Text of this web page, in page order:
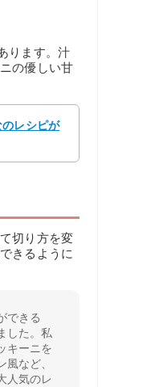
ります。汁
の優しい甘
レシピが
切り方を変
きるように
できる
した。私
キーニを
など、
人気のレ